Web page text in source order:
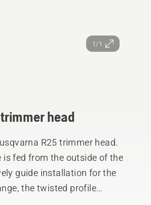
1/1
head
R25 trimmer head.
fed from the outside of the
guide installation for the
the twisted profile